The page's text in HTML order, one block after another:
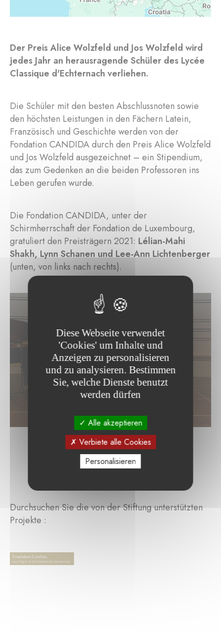
Der Preis Alice Wolzfeld und Jos Wolzfeld wird
jedes Jahr an herausragende Schüler des Lycée
Classique d'Echternach verliehen.
Die Schüler mit den besten Abschlussnoten sowie
den höchsten Leistungen in den Fächern Latein,
Französisch und Geschichte werden von der
Fondation CANDIDA durch den Preis Alice Wolzfeld
und Jos Wolzfeld ausgezeichnet – ein Stipendium,
das zum Gedenken an die beiden Professoren ins
Leben gerufen wurde.
Die Fondation CANDIDA, unter der
Schirmherrschaft der Fondation de Luxembourg,
gratuliert den Preisträgern 2021: Lélian-Mahi
Shakh, Lynn Schanen und Lee-Ann Lichtenberger
(unten, von links nach rechts).
Durchsuchen Sie die von der Stiftung unterstützten
Projekte :
Diese Webseite verwendet
'Cookies' um Inhalte und
Anzeigen zu personalisieren
und zu analysieren. Bestimmen
Sie, welche Dienste benutzt
werden dürfen
Alle akzeptieren
Verbiete alle Cookies
Personalisieren